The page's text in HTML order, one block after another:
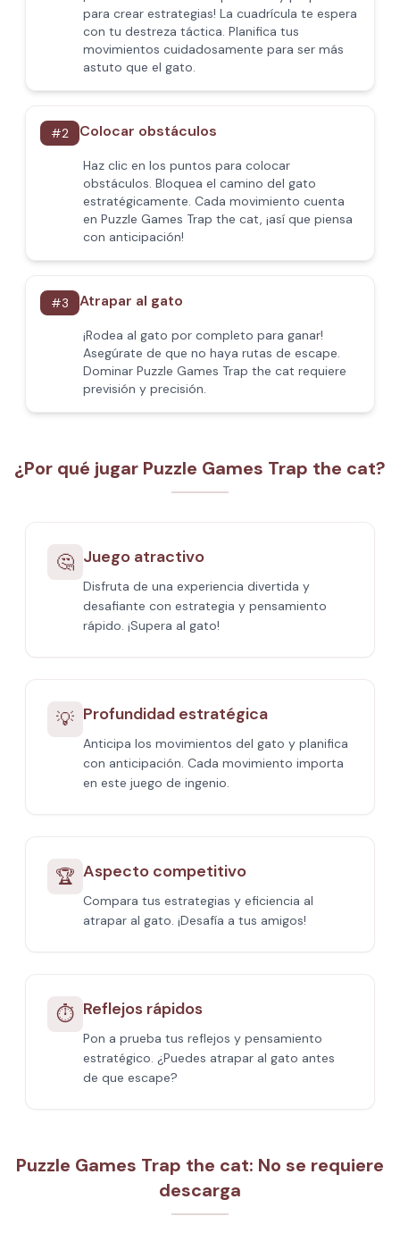
para crear estrategias! La cuadrícula te espera
con tu destreza táctica. Planifica tus
movimientos cuidadosamente para ser más
astuto que el gato.
#2 Colocar obstáculos
Haz clic en los puntos para colocar
obstáculos. Bloquea el camino del gato
estratégicamente. Cada movimiento cuenta
en Puzzle Games Trap the cat, ¡así que piensa
con anticipación!
#3 Atrapar al gato
¡Rodea al gato por completo para ganar!
Asegúrate de que no haya rutas de escape.
Dominar Puzzle Games Trap the cat requiere
previsión y precisión.
¿Por qué jugar Puzzle Games Trap the cat?
🤔 Juego atractivo
Disfruta de una experiencia divertida y
desafiante con estrategia y pensamiento
rápido. ¡Supera al gato!
💡 Profundidad estratégica
Anticipa los movimientos del gato y planifica
con anticipación. Cada movimiento importa
en este juego de ingenio.
🏆 Aspecto competitivo
Compara tus estrategias y eficiencia al
atrapar al gato. ¡Desafía a tus amigos!
⏱️ Reflejos rápidos
Pon a prueba tus reflejos y pensamiento
estratégico. ¿Puedes atrapar al gato antes
de que escape?
Puzzle Games Trap the cat: No se requiere
descarga